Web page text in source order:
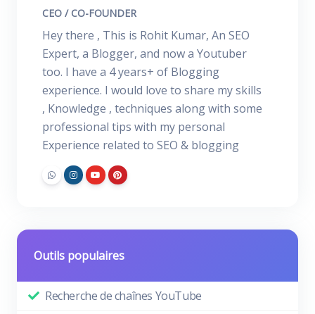
CEO / CO-FOUNDER
Hey there , This is Rohit Kumar, An SEO
Expert, a Blogger, and now a Youtuber
too. I have a 4 years+ of Blogging
experience. I would love to share my skills
, Knowledge , techniques along with some
professional tips with my personal
Experience related to SEO & blogging
Outils populaires
Recherche de chaînes YouTube